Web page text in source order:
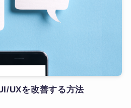
UXを改善する方法